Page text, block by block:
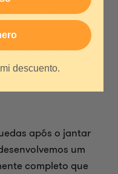
corpo durante a
um coma
certos nas
e
após o jantar
um
completo que
descuento.